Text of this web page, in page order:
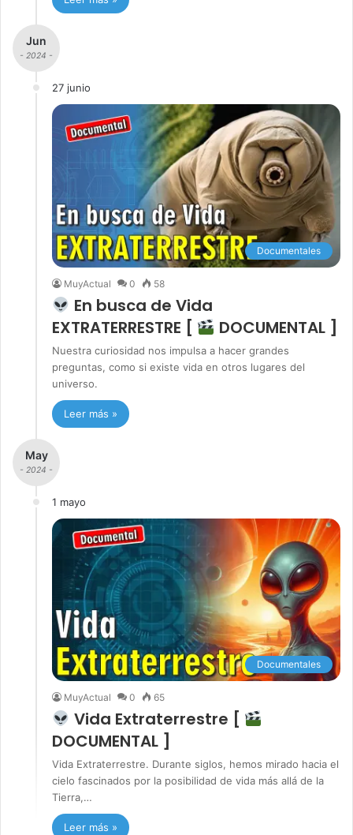
Jun
- 2024 -
27 junio
Documentales
MuyActual 0 58
En busca de Vida
EXTRATERRESTRE [
DOCUMENTAL ]
Nuestra curiosidad nos impulsa a hacer grandes
preguntas, como si existe vida en otros lugares del
universo.
Leer más »
May
- 2024 -
1 mayo
Documentales
MuyActual 0 65
Vida Extraterrestre [
DOCUMENTAL ]
Vida Extraterrestre. Durante siglos, hemos mirado hacia el
cielo fascinados por la posibilidad de vida más allá de la
Tierra,…
Leer más »